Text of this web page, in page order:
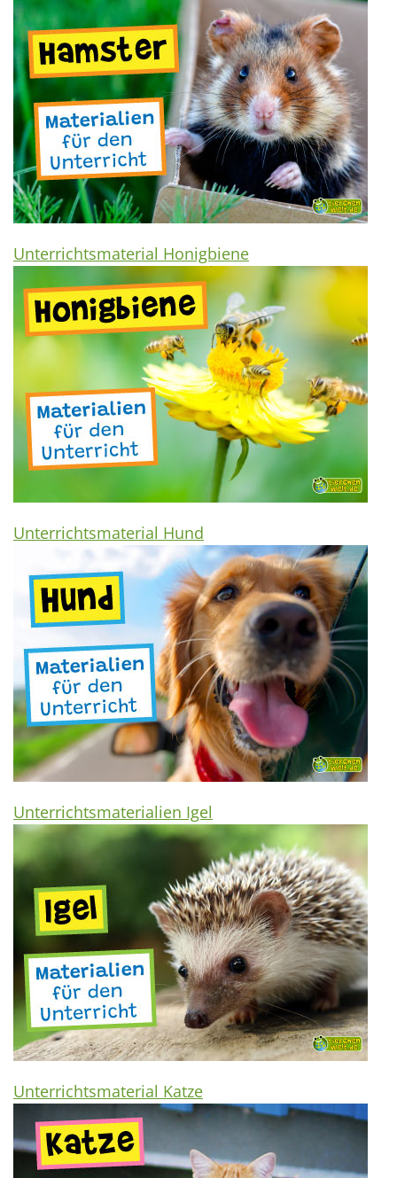
Unterrichtsmaterial Honigbiene
Unterrichtsmaterial Hund
Unterrichtsmaterialien Igel
Unterrichtsmaterial Katze